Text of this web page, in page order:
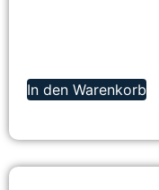
In den Warenkorb